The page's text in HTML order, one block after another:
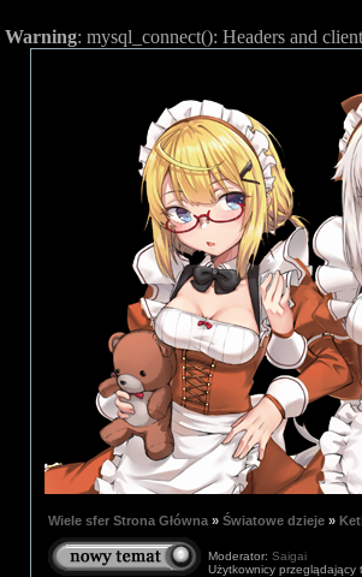
Warning: mysql_connect(): Headers and
Wiele sfer Strona Główna» Światowe dzieje»
Moderator: Saigai
Użytkownicy przeglądający